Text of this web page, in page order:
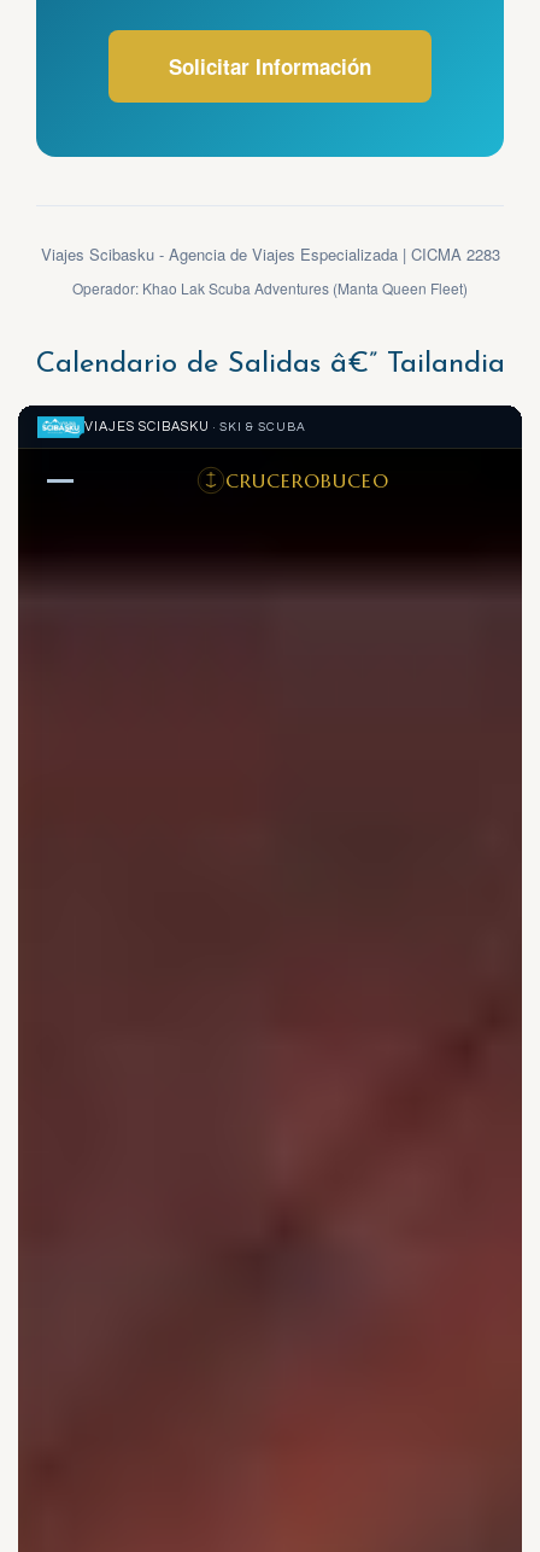
Solicitar Información
Viajes Scibasku - Agencia de Viajes Especializada | CICMA 2283
Operador: Khao Lak Scuba Adventures (Manta Queen Fleet)
Calendario de Salidas â€” Tailandia